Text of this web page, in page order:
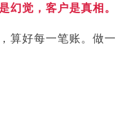
幻觉，客户是真相。
算好每一笔账。做一